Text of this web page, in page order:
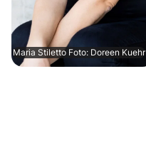
Maria Stiletto Foto: Doreen Kuehr